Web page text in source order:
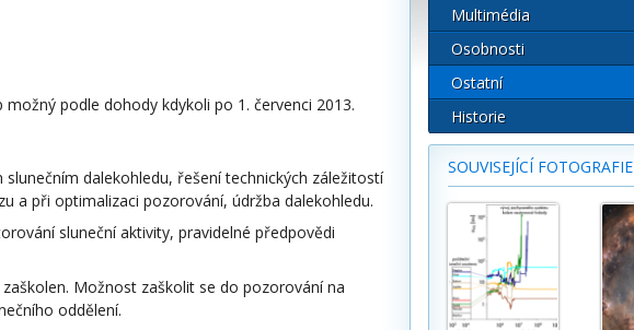
podle dohody kdykoli po 1. červenci 2013.
dalekohledu, řešení technických záležitostí
a při optimalizaci pozorování, údržba dalekohledu.
sluneční aktivity, pravidelné předpovědi
Možnost zaškolit se do pozorování na
oddělení.
Multimédia
Osobnosti
Ostatní
Historie
SOUVISEJÍCÍ FOTOGRAFIE